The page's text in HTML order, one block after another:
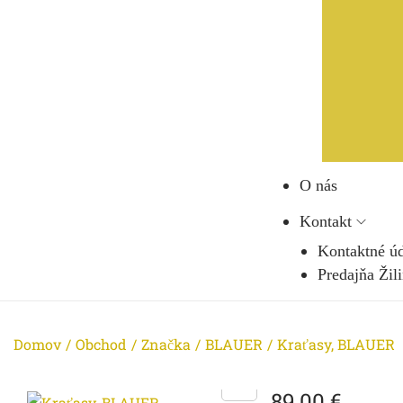
O nás
Kontakt
Kontaktné
Predajňa
Domov / Obchod / Značka / BLAUER / Kraťasy, BLAUER